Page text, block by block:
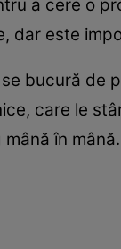
a cere o
dar este
bucură de
care le
în mână.